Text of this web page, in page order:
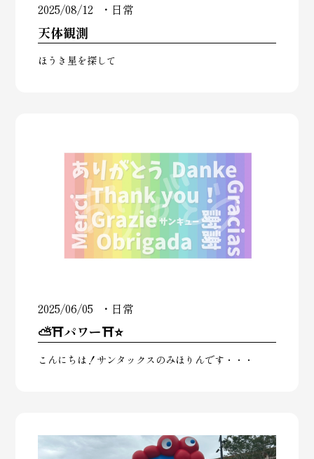
2025/08/12 日常
天体観測
ほうき星を探して
2025/06/05 日常
⛅⛩️パワー⛩️⭐
こんにちは！サンタックスのみほりんです・・・